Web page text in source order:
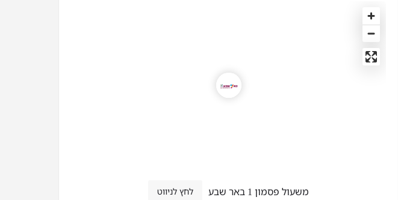
משעול פסמון 1 באר שבע לחץ לניווט